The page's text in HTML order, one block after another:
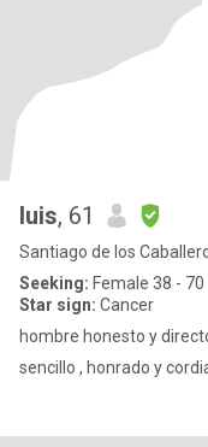
luis, 61
Santiago de los
Seeking: Female 38 - 70
Star sign: Cancer
hombre honesto y
sencillo , honrado y